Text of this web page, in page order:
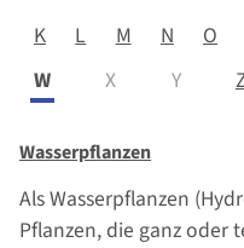
K
L M N O
W
X Y
Wasserpflanzen
Als Wasserpflanzen
Pflanzen, die ganz oder